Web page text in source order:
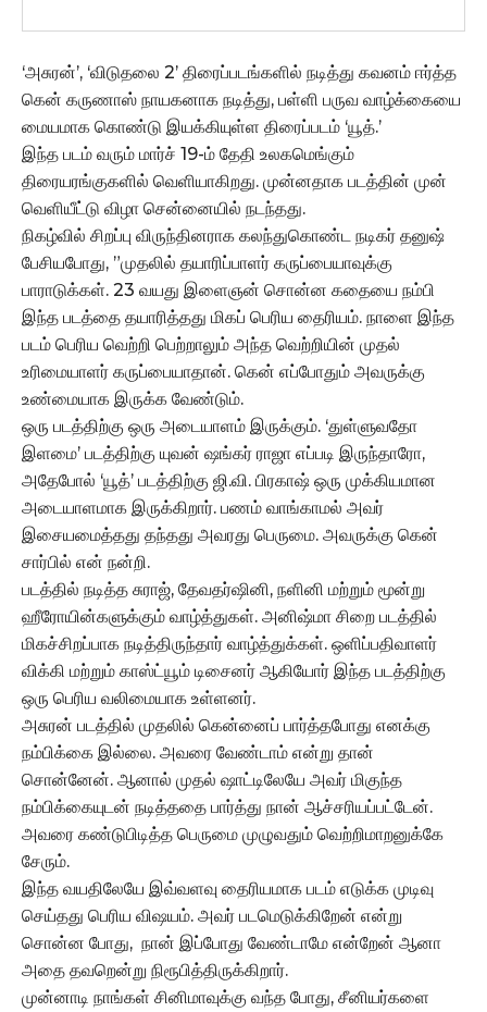
‘அசுரன்’, ‘விடுதலை 2’ திரைப்படங்களில் நடித்து கவனம் ஈர்த்த
கென் கருணாஸ் நாயகனாக நடித்து, பள்ளி பருவ வாழ்க்கையை
மையமாக கொண்டு இயக்கியுள்ள திரைப்படம் ‘யூத்.’
இந்த படம் வரும் மார்ச் 19-ம் தேதி உலகமெங்கும்
திரையரங்குகளில் வெளியாகிறது. முன்னதாக படத்தின் முன்
வெளியீட்டு விழா சென்னையில் நடந்தது.
நிகழ்வில் சிறப்பு விருந்தினராக கலந்துகொண்ட நடிகர் தனுஷ்
பேசியபோது, ”முதலில் தயாரிப்பாளர் கருப்பையாவுக்கு
பாராடுக்கள். 23 வயது இளைஞன் சொன்ன கதையை நம்பி
இந்த படத்தை தயாரித்தது மிகப் பெரிய தைரியம். நாளை இந்த
படம் பெரிய வெற்றி பெற்றாலும் அந்த வெற்றியின் முதல்
உரிமையாளர் கருப்பையாதான். கென் எப்போதும் அவருக்கு
உண்மையாக இருக்க வேண்டும்.
ஒரு படத்திற்கு ஒரு அடையாளம் இருக்கும். ‘துள்ளுவதோ
இளமை’ படத்திற்கு யுவன் ஷங்கர் ராஜா எப்படி இருந்தாரோ,
அதேபோல் ‘யூத்’ படத்திற்கு ஜி.வி. பிரகாஷ் ஒரு முக்கியமான
அடையாளமாக இருக்கிறார். பணம் வாங்காமல் அவர்
இசையமைத்தது தந்தது அவரது பெருமை. அவருக்கு கென்
சார்பில் என் நன்றி.
படத்தில் நடித்த சுராஜ், தேவதர்ஷினி, நளினி மற்றும் மூன்று
ஹீரோயின்களுக்கும் வாழ்த்துகள். அனிஷ்மா சிறை படத்தில்
மிகச்சிறப்பாக நடித்திருந்தார் வாழ்த்துக்கள். ஒளிப்பதிவாளர்
விக்கி மற்றும் காஸ்ட்யூம் டிசைனர் ஆகியோர் இந்த படத்திற்கு
ஒரு பெரிய வலிமையாக உள்ளனர்.
அசுரன் படத்தில் முதலில் கென்னைப் பார்த்தபோது எனக்கு
நம்பிக்கை இல்லை. அவரை வேண்டாம் என்று தான்
சொன்னேன். ஆனால் முதல் ஷாட்டிலேயே அவர் மிகுந்த
நம்பிக்கையுடன் நடித்ததை பார்த்து நான் ஆச்சரியப்பட்டேன்.
அவரை கண்டுபிடித்த பெருமை முழுவதும் வெற்றிமாறனுக்கே
சேரும்.
இந்த வயதிலேயே இவ்வளவு தைரியமாக படம் எடுக்க முடிவு
செய்தது பெரிய விஷயம். அவர் படமெடுக்கிறேன் என்று
சொன்ன போது, நான் இப்போது வேண்டாமே என்றேன் ஆனா
அதை தவறென்று நிரூபித்திருக்கிறார்.
முன்னாடி நாங்கள் சினிமாவுக்கு வந்த போது, சீனியர்களை